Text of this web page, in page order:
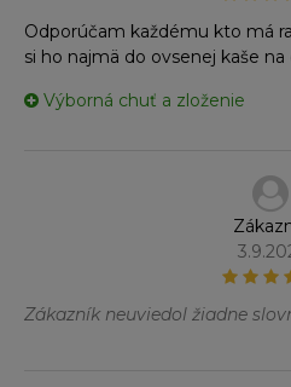
Odporúčam každému kto má
si ho najmä do ovsenej kaše
Výborná chuť a zloženie
Zákazník neuviedol žiadne